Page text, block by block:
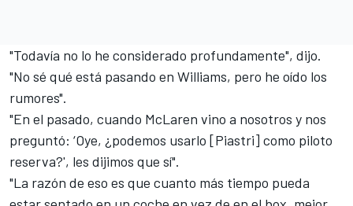
"Todavía no lo he considerado profundamente", dijo.
"No sé qué está pasando en Williams, pero he oído los
rumores".
"En el pasado, cuando McLaren vino a nosotros y nos
preguntó: ‘Oye, ¿podemos usarlo [Piastri] como piloto
reserva?', les dijimos que sí".
"La razón de eso es que cuanto más tiempo pueda